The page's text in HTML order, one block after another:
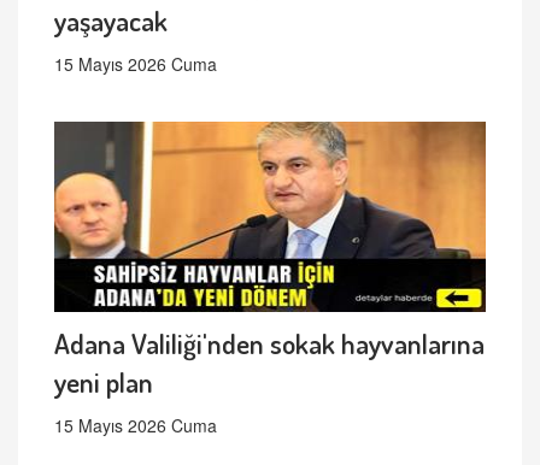
yaşayacak
15 Mayıs 2026 Cuma
Adana Valiliği'nden sokak hayvanlarına
yeni plan
15 Mayıs 2026 Cuma